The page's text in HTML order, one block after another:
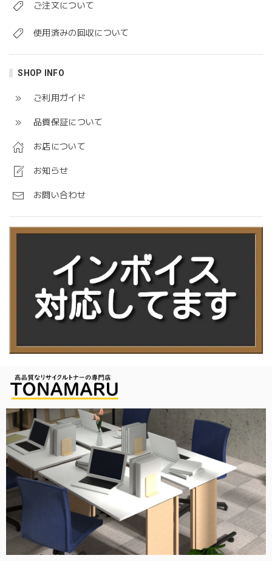
ご注文について
使用済みの回収について
SHOP INFO
ご利用ガイド
品質保証について
お店について
お知らせ
お問い合わせ